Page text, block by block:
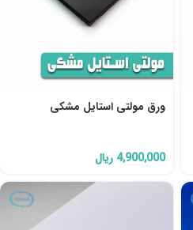
ورق مولتی استایل مشکی
4,900,000 ریال